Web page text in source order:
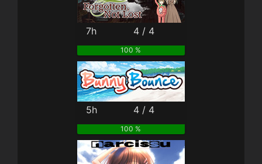
7h 4 / 4
100 %
5h 4 / 4
100 %